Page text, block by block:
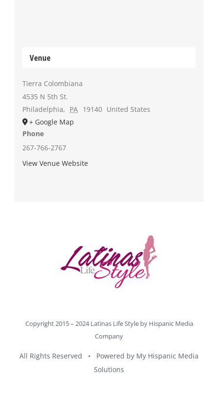
Venue
Tierra Colombiana
4535 N 5th St.
Philadelphia, PA 19140 United States
+ Google Map
Phone
267-766-2767
View Venue Website
Copyright 2015 – 2024 Latinas Life Style by Hispanic Media
Company
All Rights Reserved • Powered by My Hispanic Media
Solutions